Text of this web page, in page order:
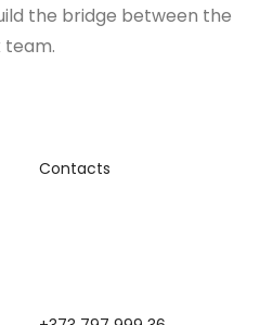
the bridge between the
Contacts